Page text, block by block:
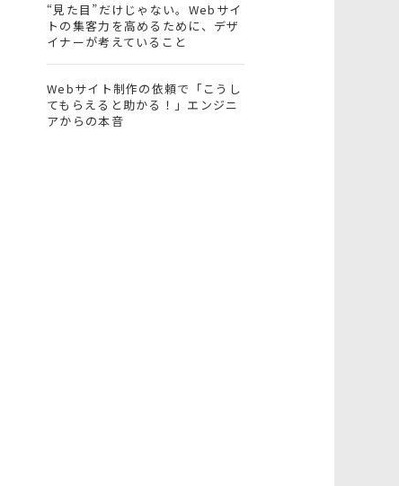
“見た目”だけじゃない。Webサイ
トの集客力を高めるために、デザ
イナーが考えていること
Webサイト制作の依頼で「こうし
てもらえると助かる！」エンジニ
アからの本音